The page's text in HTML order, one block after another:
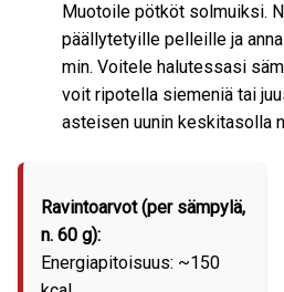
Muotoile pötköt solmuiksi.
päällytetyille pelleille ja
min. Voitele halutessasi
voit ripotella siemeniä tai
asteisen uunin keskitasolla
Ravintoarvot (per sämpylä,
n. 60 g):
Energiapitoisuus: ~150